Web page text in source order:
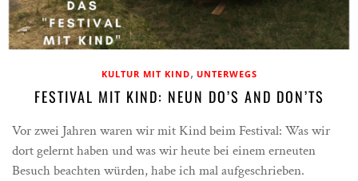
KULTUR MIT KIND, UNTERWEGS
FESTIVAL MIT KIND: NEUN DO’S AND DON’TS
Vor zwei Jahren waren wir mit Kind beim Festival: Was wir
dort gelernt haben und was wir heute bei einem erneuten
Besuch beachten würden, habe ich mal aufgeschrieben.